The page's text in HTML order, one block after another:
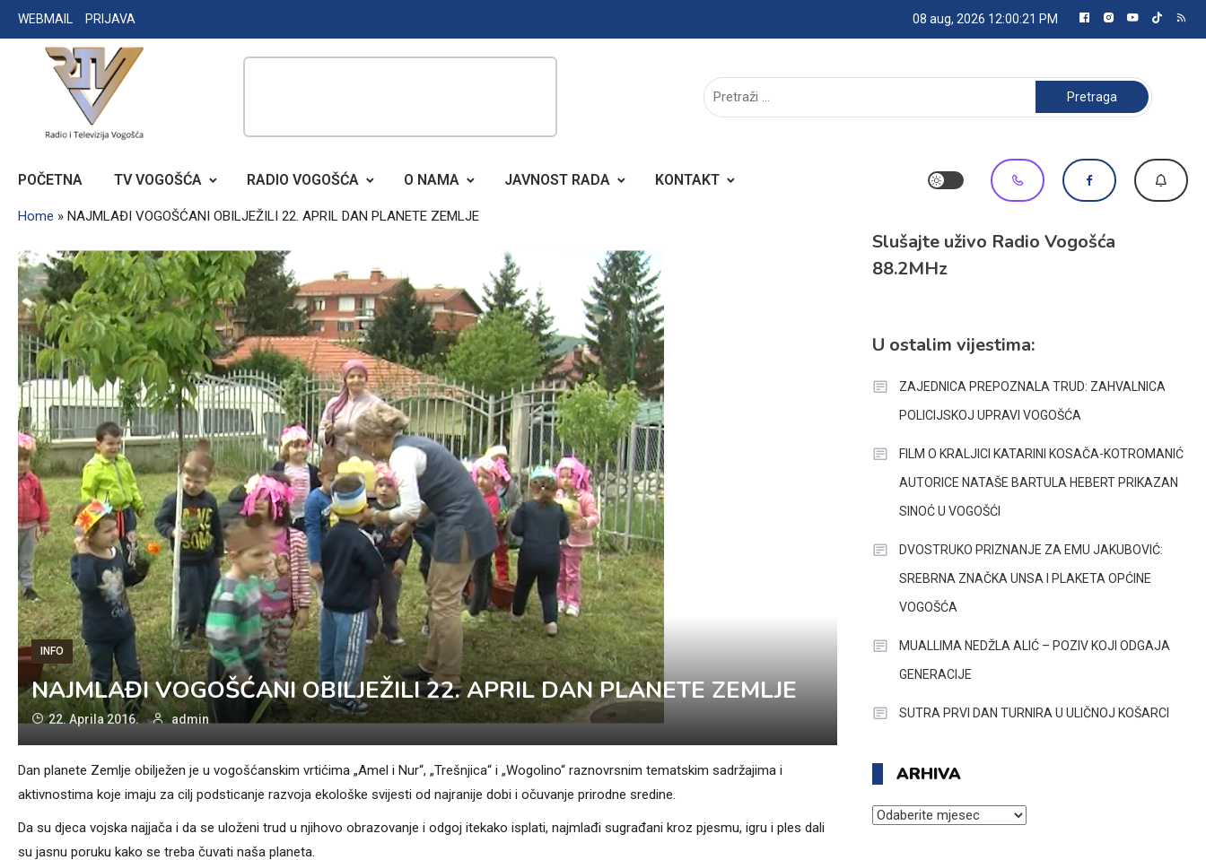
Skip
to
WEBMAIL PRIJAVA 08 aug, 2026 12:00:22 PM
RADIO TELEVIZIJA VOGOŠĆA
Pretraga:
POČETNA TV VOGOŠĆA RADIO VOGOŠĆA O NAMA JAVNOST RADA KONTAKT
Home » NAJMLAĐI VOGOŠĆANI OBILJEŽILI 22. APRIL DAN PLANETE ZEMLJE
INFO
NAJMLAĐI VOGOŠĆANI OBILJEŽILI 22. APRIL DAN PLANETE ZEMLJE
22. Aprila 2016. admin
Dan planete Zemlje obilježen je u vogošćanskim vrtićima „Amel i Nur“, „Trešnjica“ i „Wogolino“ raznovrsnim tematskim sadržajima i
aktivnostima koje imaju za cilj podsticanje razvoja ekološke svijesti od najranije dobi i očuvanje prirodne sredine.
Da su djeca vojska najjača i da se uloženi trud u njihovo obrazovanje i odgoj itekako isplati, najmlađi sugrađani kroz pjesmu, igru i ples dali
su jasnu poruku kako se treba čuvati naša planeta.
Slušajte uživo Radio Vogošća
88.2MHz
U ostalim vijestima:
ZAJEDNICA PREPOZNALA TRUD: ZAHVALNICA
POLICIJSKOJ UPRAVI VOGOŠĆA
FILM O KRALJICI KATARINI KOSAČA-KOTROMANIĆ
AUTORICE NATAŠE BARTULA HEBERT PRIKAZAN
SINOĆ U VOGOŠĆI
DVOSTRUKO PRIZNANJE ZA EMU JAKUBOVIĆ:
SREBRNA ZNAČKA UNSA I PLAKETA OPĆINE
VOGOŠĆA
MUALLIMA NEDŽLA ALIĆ – POZIV KOJI ODGAJA
GENERACIJE
SUTRA PRVI DAN TURNIRA U ULIČNOJ KOŠARCI
ARHIVA
ARHIVA